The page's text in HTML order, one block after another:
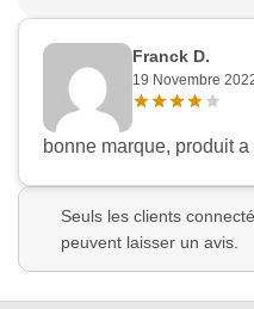
Franck D.
19 Novembre
bonne marque, produit a
Seuls les clients
peuvent laisser un avis.